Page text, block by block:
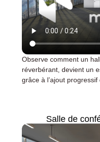
Salle de
Observe comment un
réverbérant, devient un
grâce à l’ajout